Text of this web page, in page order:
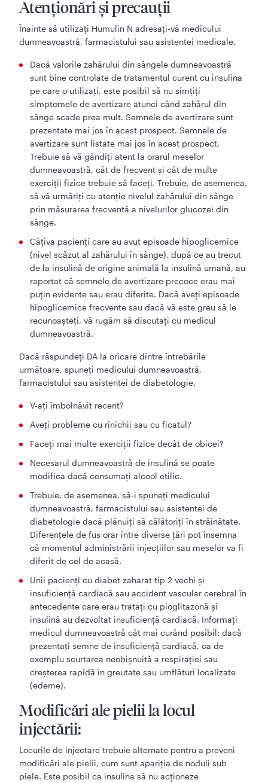
Atenționări și precauții
Înainte să utilizați Humulin N adresaţi-vă medicului
dumneavoastră, farmacistului sau asistentei medicale.
Dacă valorile zahărului din sângele dumneavoastră
sunt bine controlate de tratamentul curent cu insulina
pe care o utilizați, este posibil să nu simţiţi
simptomele de avertizare atunci când zahărul din
sânge scade prea mult. Semnele de avertizare sunt
prezentate mai jos în acest prospect. Semnele de
avertizare sunt listate mai jos în acest prospect.
Trebuie să vă gândiţi atent la orarul meselor
dumneavoastră, cât de frecvent şi cât de multe
exerciţii fizice trebuie să faceţi. Trebuie, de asemenea,
să vă urmăriţi cu atenţie nivelul zahărului din sânge
prin măsurarea frecventă a nivelurilor glucozei din
sânge.
Câţiva pacienţi care au avut episoade hipoglicemice
(nivel scăzut al zahărului în sânge), după ce au trecut
de la insulină de origine animală la insulină umană, au
raportat că semnele de avertizare precoce erau mai
puţin evidente sau erau diferite. Dacă aveţi episoade
hipoglicemice frecvente sau dacă vă este greu să le
recunoaşteţi, vă rugăm să discutaţi cu medicul
dumneavoastră.
Dacă răspundeţi DA la oricare dintre întrebările
următoare, spuneţi medicului dumneavoastră,
farmacistului sau asistentei de diabetologie.
V-aţi îmbolnăvit recent?
Aveţi probleme cu rinichii sau cu ficatul?
Faceţi mai multe exerciţii fizice decât de obicei?
Necesarul dumneavoastră de insulină se poate
modifica dacă consumaţi alcool etilic.
Trebuie, de asemenea, să-i spuneţi medicului
dumneavoastră, farmacistului sau asistentei de
diabetologie dacă plănuiţi să călătoriţi în străinătate.
Diferenţele de fus orar între diverse ţări pot însemna
că momentul administrării injecţiilor sau meselor va fi
diferit de cel de acasă.
Unii pacienţi cu diabet zaharat tip 2 vechi şi
insuficienţă cardiacă sau accident vascular cerebral în
antecedente care erau trataţi cu pioglitazonă şi
insulină au dezvoltat insuficienţă cardiacă. Informaţi
medicul dumneavoastră cât mai curând posibil: dacă
prezentaţi semne de insuficienţă cardiacă, ca de
exemplu scurtarea neobişnuită a respiraţiei sau
creşterea rapidă în greutate sau umflături localizate
(edeme).
Modificări ale pielii la locul
injectării:
Locurile de injectare trebuie alternate pentru a preveni
modificări ale pielii, cum sunt apariția de noduli sub
piele. Este posibil ca insulina să nu acționeze